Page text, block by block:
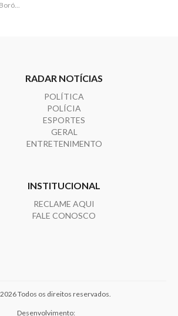
RADAR NOTÍCIAS
POLÍTICA
POLÍCIA
ESPORTES
GERAL
ENTRETENIMENTO
INSTITUCIONAL
RECLAME AQUI
FALE CONOSCO
Todos os direitos reservados.
Desenvolvimento: